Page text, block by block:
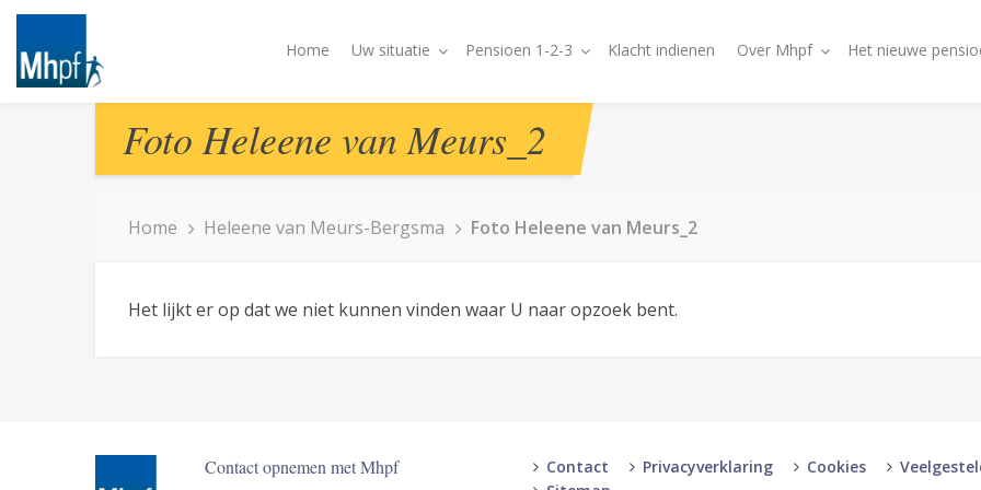
Home Uw situatie Pensioen 1-2-3 Klacht indienen Over Mhpf Het nieuwe
Foto Heleene van Meurs_2
Home Heleene van Meurs-Bergsma Foto Heleene van Meurs_2
Het lijkt er op dat we niet kunnen vinden waar U naar opzoek bent.
Contact opnemen met Mhpf Contact Privacyverklaring Cookies